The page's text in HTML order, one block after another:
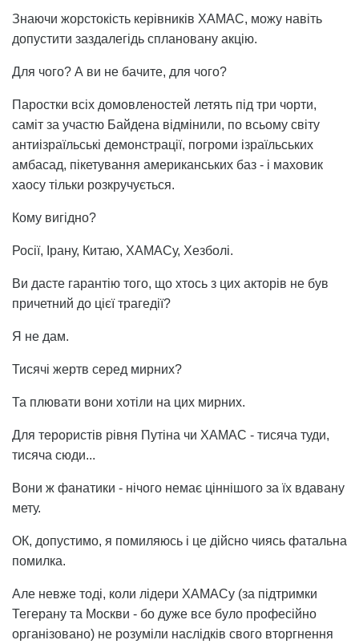
Знаючи жорстокість керівників ХАМАС, можу навіть
допустити заздалегідь сплановану акцію.
Для чого? А ви не бачите, для чого?
Паростки всіх домовленостей летять під три чорти,
саміт за участю Байдена відмінили, по всьому світу
антиізраїльські демонстрації, погроми ізраїльських
амбасад, пікетування американських баз - і маховик
хаосу тільки розкручується.
Кому вигідно?
Росії, Ірану, Китаю, ХАМАСу, Хезболі.
Ви дасте гарантію того, що хтось з цих акторів не був
причетний до цієї трагедії?
Я не дам.
Тисячі жертв серед мирних?
Та плювати вони хотіли на цих мирних.
Для терористів рівня Путіна чи ХАМАС - тисяча туди,
тисяча сюди...
Вони ж фанатики - нічого немає ціннішого за їх вдавану
мету.
ОК, допустимо, я помиляюсь і це дійсно чиясь фатальна
помилка.
Але невже тоді, коли лідери ХАМАСу (за підтримки
Тегерану та Москви - бо дуже все було професійно
організовано) не розуміли наслідків свого вторгнення